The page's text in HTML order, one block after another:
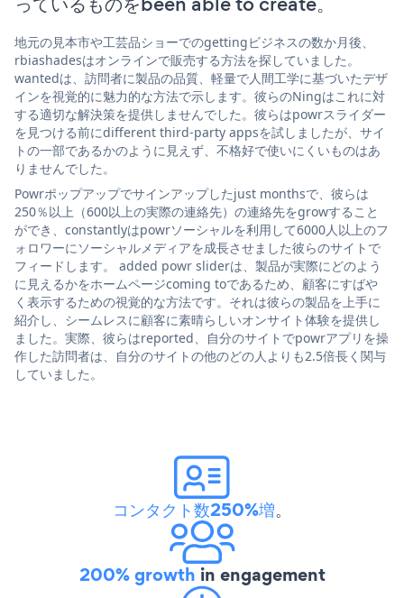
地元の見本市や工芸品ショーでのgettingビジネスの数か月後、
rbiashadesはオンラインで販売する方法を探していました。
wantedは、訪問者に製品の品質、軽量で人間工学に基づいたデザ
インを視覚的に魅力的な方法で示します。彼らのNingはこれに対
する適切な解決策を提供しませんでした。彼らはpowrスライダー
を見つける前にdifferent third-party appsを試しましたが、サイ
トの一部であるかのように見えず、不格好で使いにくいものはあ
りませんでした。
Powrポップアップでサインアップしたjust monthsで、彼らは
250％以上（600以上の実際の連絡先）の連絡先をgrowすること
ができ、constantlyはpowrソーシャルを利用して6000人以上のフ
ォロワーにソーシャルメディアを成長させました彼らのサイトで
フィードします。 added powr sliderは、製品が実際にどのよう
に見えるかをホームページcoming toであるため、顧客にすばや
く表示するための視覚的な方法です。それは彼らの製品を上手に
紹介し、シームレスに顧客に素晴らしいオンサイト体験を提供し
ました。実際、彼らはreported、自分のサイトでpowrアプリを操
作した訪問者は、自分のサイトの他のどの人よりも2.5倍長く関与
していました。
コンタクト数250%増。
200% growth in engagement